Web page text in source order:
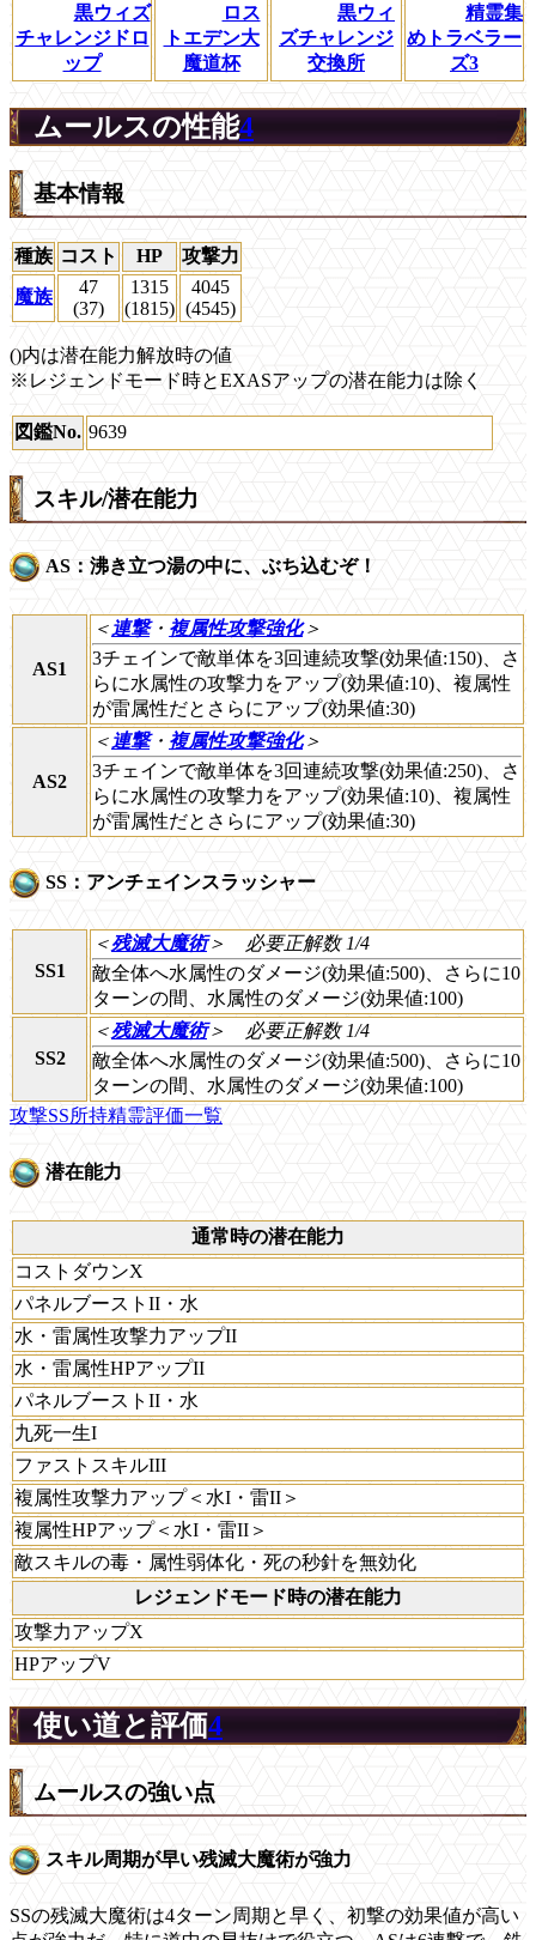
黒ウィズ
チャレンジドロ
ップ
ロス
トエデン大
魔道杯
黒ウィ
ズチャレンジ
交換所
精霊集
めトラベラー
ズ3
ムールスの性能4
基本情報
種族 コスト HP
攻撃力
魔族
47
(37)
1315
(1815)
4045
(4545)
()内は潜在能力解放時の値
※レジェンドモード時とEXASアップの潜在能力は除く
図鑑No. 9639
スキル/潜在能力
AS：沸き立つ湯の中に、ぶち込むぞ！
AS1
＜ 連撃・ 複属性攻撃強化＞
3チェインで敵単体を3回連続攻撃(効果値:150)、さ
らに水属性の攻撃力をアップ(効果値:10)、複属性
が雷属性だとさらにアップ(効果値:30)
AS2
＜ 連撃・ 複属性攻撃強化＞
3チェインで敵単体を3回連続攻撃(効果値:250)、さ
らに水属性の攻撃力をアップ(効果値:10)、複属性
が雷属性だとさらにアップ(効果値:30)
SS：アンチェインスラッシャー
SS1
＜残滅大魔術＞
必要正解数 1/4
敵全体へ水属性のダメージ(効果値:500)、さらに10
ターンの間、水属性のダメージ(効果値:100)
SS2
＜残滅大魔術＞
必要正解数 1/4
敵全体へ水属性のダメージ(効果値:500)、さらに10
ターンの間、水属性のダメージ(効果値:100)
攻撃SS所持精霊評価一覧
潜在能力
通常時の潜在能力
コストダウンX
パネルブーストII・水
水・雷属性攻撃力アップII
水・雷属性HPアップII
パネルブーストII・水
九死一生I
ファストスキルIII
複属性攻撃力アップ＜水I・雷II＞
複属性HPアップ＜水I・雷II＞
敵スキルの毒・属性弱体化・死の秒針を無効化
レジェンドモード時の潜在能力
攻撃力アップX
HPアップV
使い道と評価4
ムールスの強い点
スキル周期が早い残滅大魔術が強力
SSの残滅大魔術は4ターン周期と早く、初撃の効果値が高い